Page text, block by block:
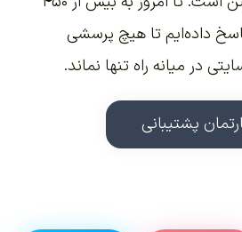
داده‌ایم تا هیچ پرسشی
در میانه راه تنها نماند.
پشتیبانی